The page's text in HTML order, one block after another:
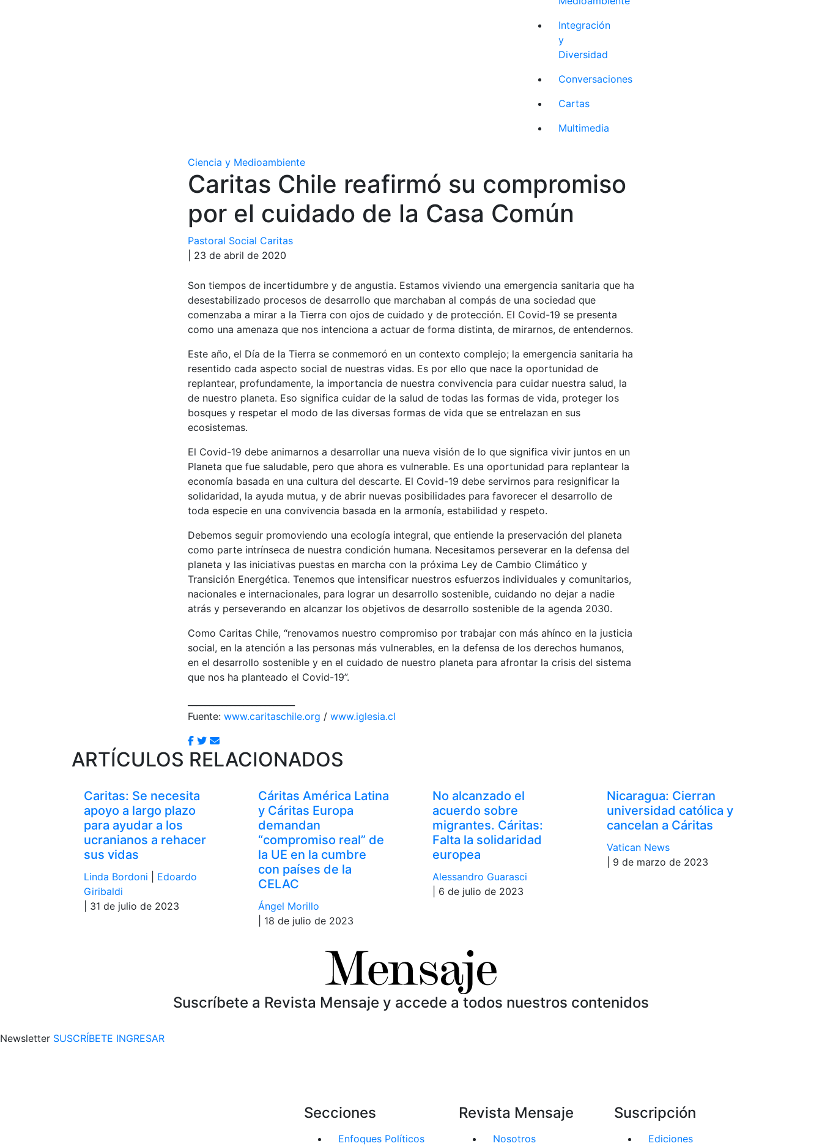
Integración
y
Diversidad
Conversaciones
Cartas
Multimedia
Ciencia y Medioambiente
Caritas Chile reafirmó su compromiso
por el cuidado de la Casa Común
Pastoral Social Caritas
| 23 de abril de 2020
Son tiempos de incertidumbre y de angustia. Estamos viviendo una emergencia sanitaria que ha
desestabilizado procesos de desarrollo que marchaban al compás de una sociedad que
comenzaba a mirar a la Tierra con ojos de cuidado y de protección. El Covid-19 se presenta
como una amenaza que nos intenciona a actuar de forma distinta, de mirarnos, de entendernos.
Este año, el Día de la Tierra se conmemoró en un contexto complejo; la emergencia sanitaria ha
resentido cada aspecto social de nuestras vidas. Es por ello que nace la oportunidad de
replantear, profundamente, la importancia de nuestra convivencia para cuidar nuestra salud, la
de nuestro planeta. Eso significa cuidar de la salud de todas las formas de vida, proteger los
bosques y respetar el modo de las diversas formas de vida que se entrelazan en sus
ecosistemas.
El Covid-19 debe animarnos a desarrollar una nueva visión de lo que significa vivir juntos en un
Planeta que fue saludable, pero que ahora es vulnerable. Es una oportunidad para replantear la
economía basada en una cultura del descarte. El Covid-19 debe servirnos para resignificar la
solidaridad, la ayuda mutua, y de abrir nuevas posibilidades para favorecer el desarrollo de
toda especie en una convivencia basada en la armonía, estabilidad y respeto.
Debemos seguir promoviendo una ecología integral, que entiende la preservación del planeta
como parte intrínseca de nuestra condición humana. Necesitamos perseverar en la defensa del
planeta y las iniciativas puestas en marcha con la próxima Ley de Cambio Climático y
Transición Energética. Tenemos que intensificar nuestros esfuerzos individuales y comunitarios,
nacionales e internacionales, para lograr un desarrollo sostenible, cuidando no dejar a nadie
atrás y perseverando en alcanzar los objetivos de desarrollo sostenible de la agenda 2030.
Como Caritas Chile, “renovamos nuestro compromiso por trabajar con más ahínco en la justicia
social, en la atención a las personas más vulnerables, en la defensa de los derechos humanos,
en el desarrollo sostenible y en el cuidado de nuestro planeta para afrontar la crisis del sistema
que nos ha planteado el Covid-19”.
Fuente: www.caritaschile.org / www.iglesia.cl
ARTÍCULOS RELACIONADOS
Caritas: Se necesita
apoyo a largo plazo
para ayudar a los
ucranianos a rehacer
sus vidas
Linda Bordoni
Edoardo
Giribaldi
| 31 de julio de 2023
Cáritas América Latina
y Cáritas Europa
demandan
“compromiso real” de
la UE en la cumbre
con países de la
CELAC
Ángel Morillo
| 18 de julio de 2023
No alcanzado el
acuerdo sobre
migrantes. Cáritas:
Falta la solidaridad
europea
Alessandro Guarasci
| 6 de julio de 2023
Nicaragua: Cierran
universidad católica y
cancelan a Cáritas
Vatican News
| 9 de marzo de 2023
Suscríbete a Revista Mensaje y accede a todos nuestros contenidos
Newsletter SUSCRÍBETE INGRESAR
Secciones
Enfoques Políticos
Revista Mensaje
Nosotros
Suscripción
Ediciones